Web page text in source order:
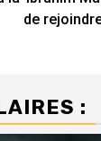
de
: